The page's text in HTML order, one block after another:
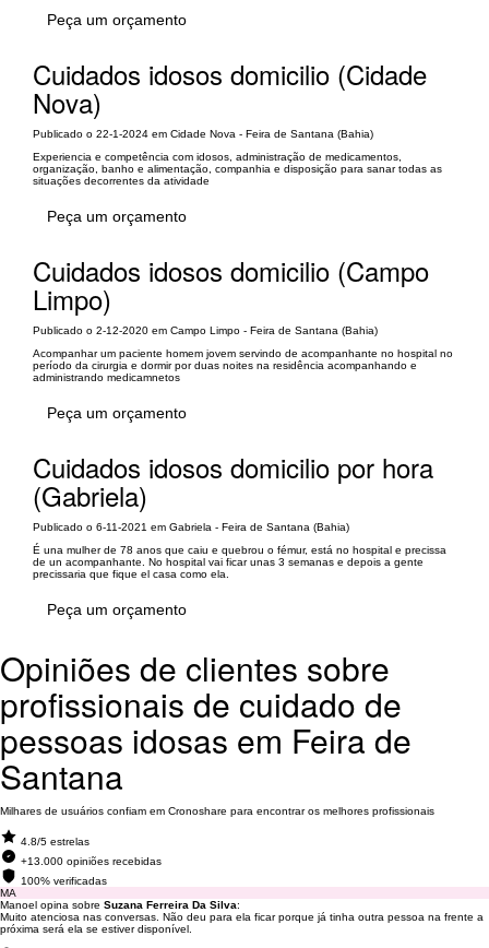
Peça um orçamento
Cuidados idosos domicilio (Cidade
Nova)
Publicado o 22-1-2024 em Cidade Nova - Feira de Santana (Bahia)
Experiencia e competência com idosos, administração de medicamentos,
organização, banho e alimentação, companhia e disposição para sanar todas as
situações decorrentes da atividade
Peça um orçamento
Cuidados idosos domicilio (Campo
Limpo)
Publicado o 2-12-2020 em Campo Limpo - Feira de Santana (Bahia)
Acompanhar um paciente homem jovem servindo de acompanhante no hospital no
período da cirurgia e dormir por duas noites na residência acompanhando e
administrando medicamnetos
Peça um orçamento
Cuidados idosos domicilio por hora
(Gabriela)
Publicado o 6-11-2021 em Gabriela - Feira de Santana (Bahia)
É una mulher de 78 anos que caiu e quebrou o fémur, está no hospital e precissa
de un acompanhante. No hospital vai ficar unas 3 semanas e depois a gente
precissaria que fique el casa como ela.
Peça um orçamento
Opiniões de clientes sobre
profissionais de cuidado de
pessoas idosas em Feira de
Santana
Milhares de usuários confiam em Cronoshare para encontrar os melhores profissionais
4.8/5 estrelas
+13.000 opiniões recebidas
100% verificadas
MA
Manoel opina sobre Suzana Ferreira Da Silva:
Muito atenciosa nas conversas. Não deu para ela ficar porque já tinha outra pessoa na frente a
próxima será ela se estiver disponível.